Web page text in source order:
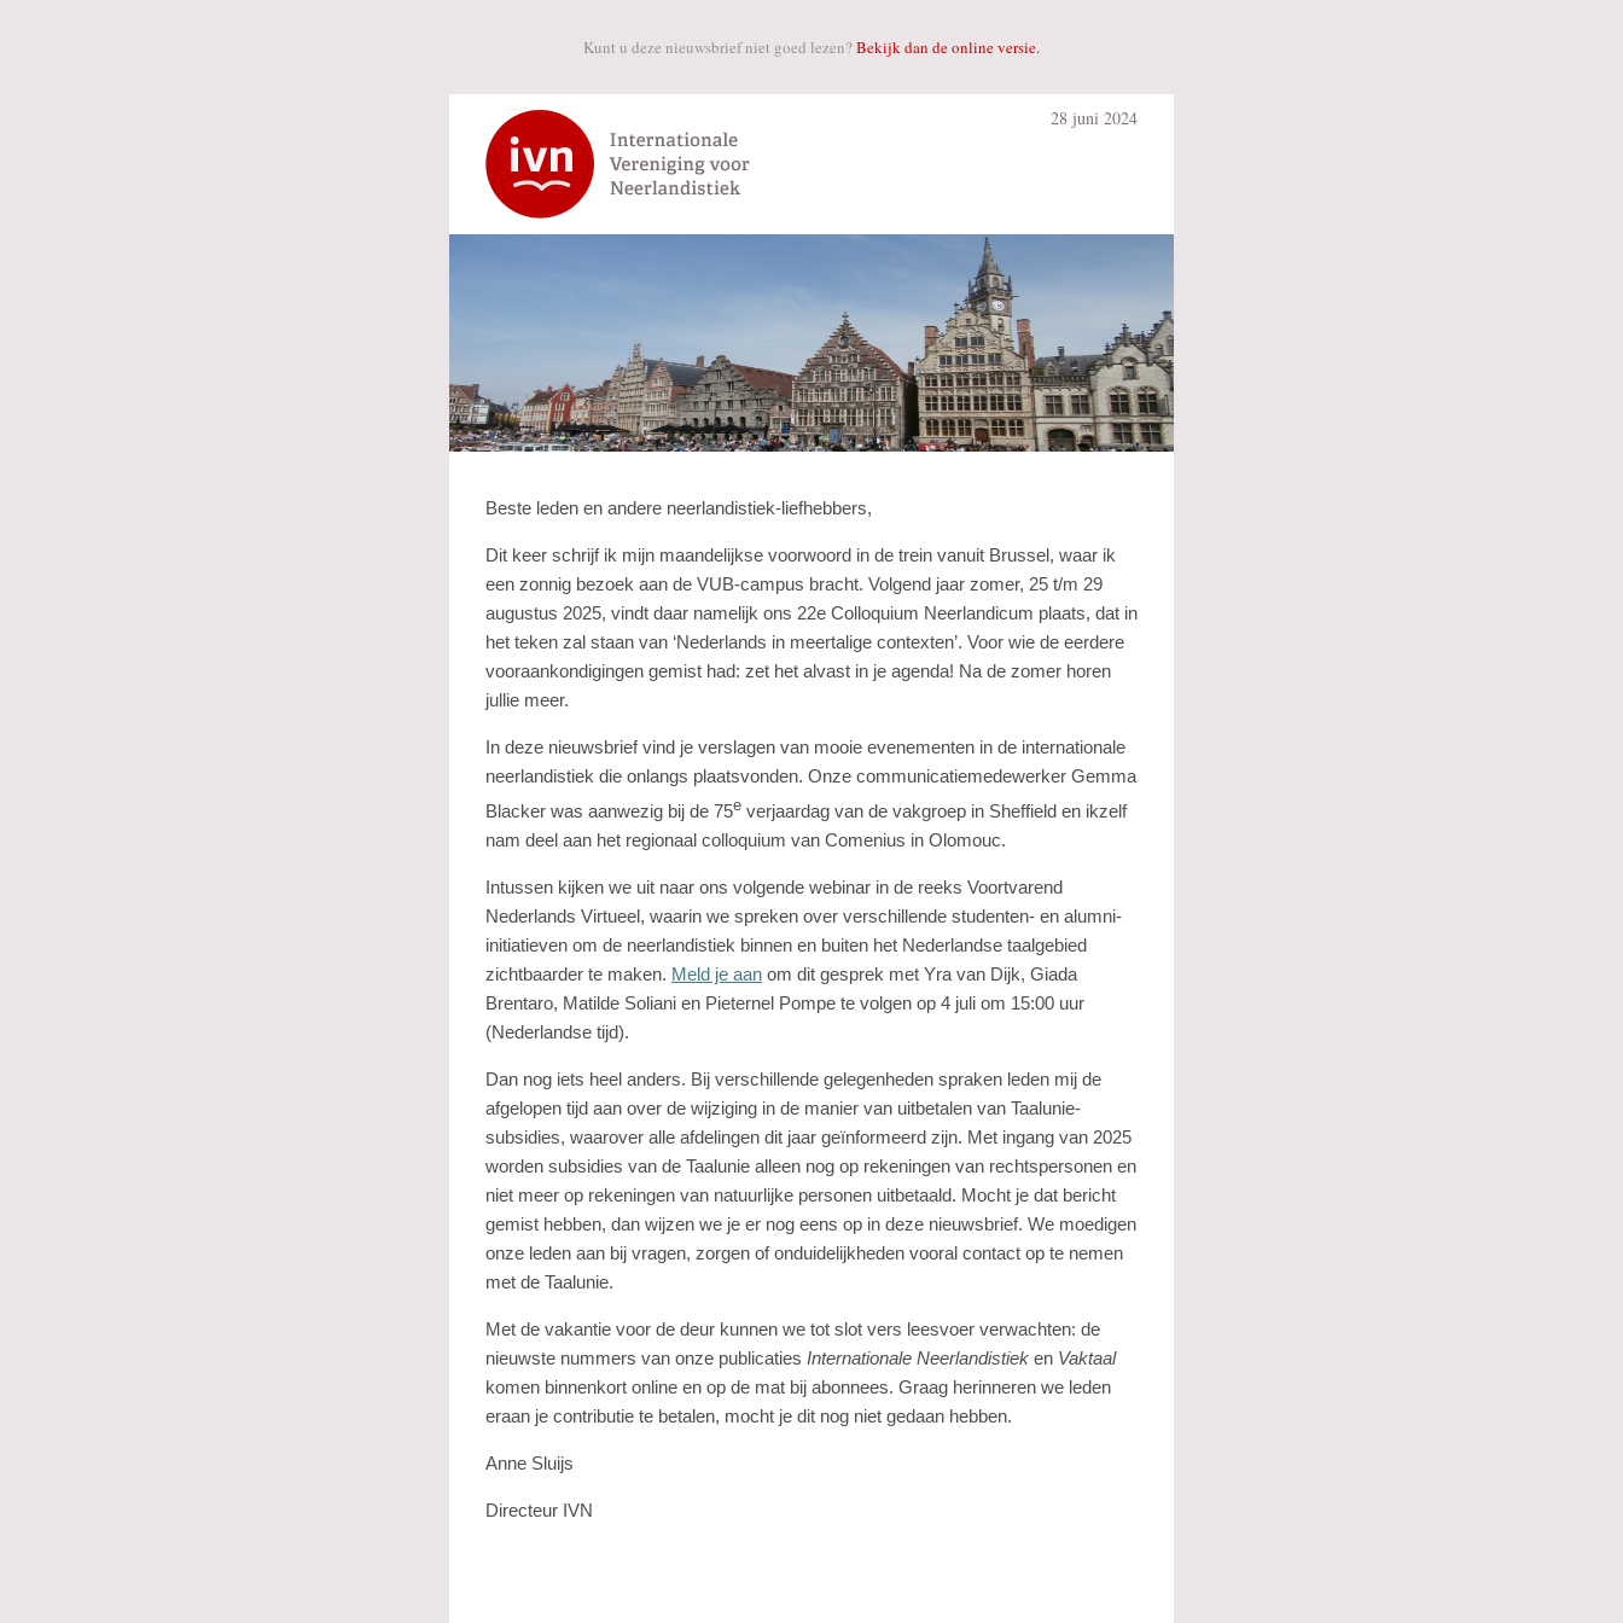
Kunt u deze nieuwsbrief niet goed lezen?Bekijk dan de online versie.
28 juni 2024
Beste leden en andere neerlandistiek-liefhebbers,
Dit keer schrijf ik mijn maandelijkse voorwoord in de trein vanuit Brussel, waar ik
een zonnig bezoek aan de VUB-campus bracht. Volgend jaar zomer, 25 t/m 29
augustus 2025, vindt daar namelijk ons 22e Colloquium Neerlandicum plaats, dat in
het teken zal staan van ‘Nederlands in meertalige contexten’. Voor wie de eerdere
vooraankondigingen gemist had: zet het alvast in je agenda! Na de zomer horen
jullie meer.
In deze nieuwsbrief vind je verslagen van mooie evenementen in de internationale
neerlandistiek die onlangs plaatsvonden. Onze communicatiemedewerker Gemma
Blacker was aanwezig bij de 75e verjaardag van de vakgroep in Sheffield en ikzelf
nam deel aan het regionaal colloquium van Comenius in Olomouc.
Intussen kijken we uit naar ons volgende webinar in de reeks Voortvarend
Nederlands Virtueel, waarin we spreken over verschillende studenten- en alumni-
initiatieven om de neerlandistiek binnen en buiten het Nederlandse taalgebied
zichtbaarder te maken. Meld je aan om dit gesprek met Yra van Dijk, Giada
Brentaro, Matilde Soliani en Pieternel Pompe te volgen op 4 juli om 15:00 uur
(Nederlandse tijd).
Dan nog iets heel anders. Bij verschillende gelegenheden spraken leden mij de
afgelopen tijd aan over de wijziging in de manier van uitbetalen van Taalunie-
subsidies, waarover alle afdelingen dit jaar geïnformeerd zijn. Met ingang van 2025
worden subsidies van de Taalunie alleen nog op rekeningen van rechtspersonen en
niet meer op rekeningen van natuurlijke personen uitbetaald. Mocht je dat bericht
gemist hebben, dan wijzen we je er nog eens op in deze nieuwsbrief. We moedigen
onze leden aan bij vragen, zorgen of onduidelijkheden vooral contact op te nemen
met de Taalunie.
Met de vakantie voor de deur kunnen we tot slot vers leesvoer verwachten: de
nieuwste nummers van onze publicaties Internationale Neerlandistiek en Vaktaal
komen binnenkort online en op de mat bij abonnees. Graag herinneren we leden
eraan je contributie te betalen, mocht je dit nog niet gedaan hebben.
Anne Sluijs
Directeur IVN